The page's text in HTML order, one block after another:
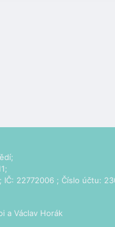
; IČ: 22772006 ; Číslo účtu:
a Václav Horák